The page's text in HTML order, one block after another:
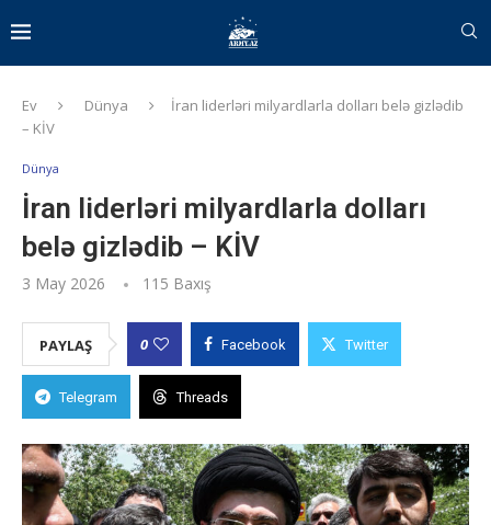
Ev Dünya
İran liderləri milyardlarla dolları belə gizlədib
– KİV
Dünya
İran liderləri milyardlarla dolları
belə gizlədib – KİV
3 May 2026 115 Baxış
PAYLAŞ 0 Facebook Twitter
Telegram Threads